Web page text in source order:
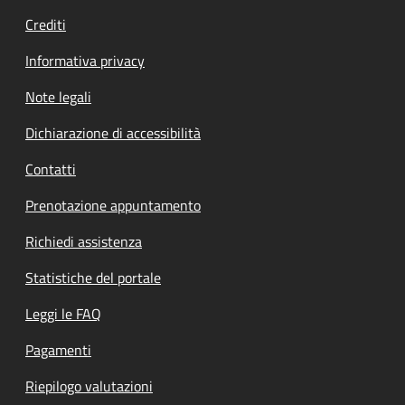
Crediti
Informativa privacy
Note legali
Dichiarazione di accessibilità
Contatti
Prenotazione appuntamento
Richiedi assistenza
Statistiche del portale
Leggi le FAQ
Pagamenti
Riepilogo valutazioni